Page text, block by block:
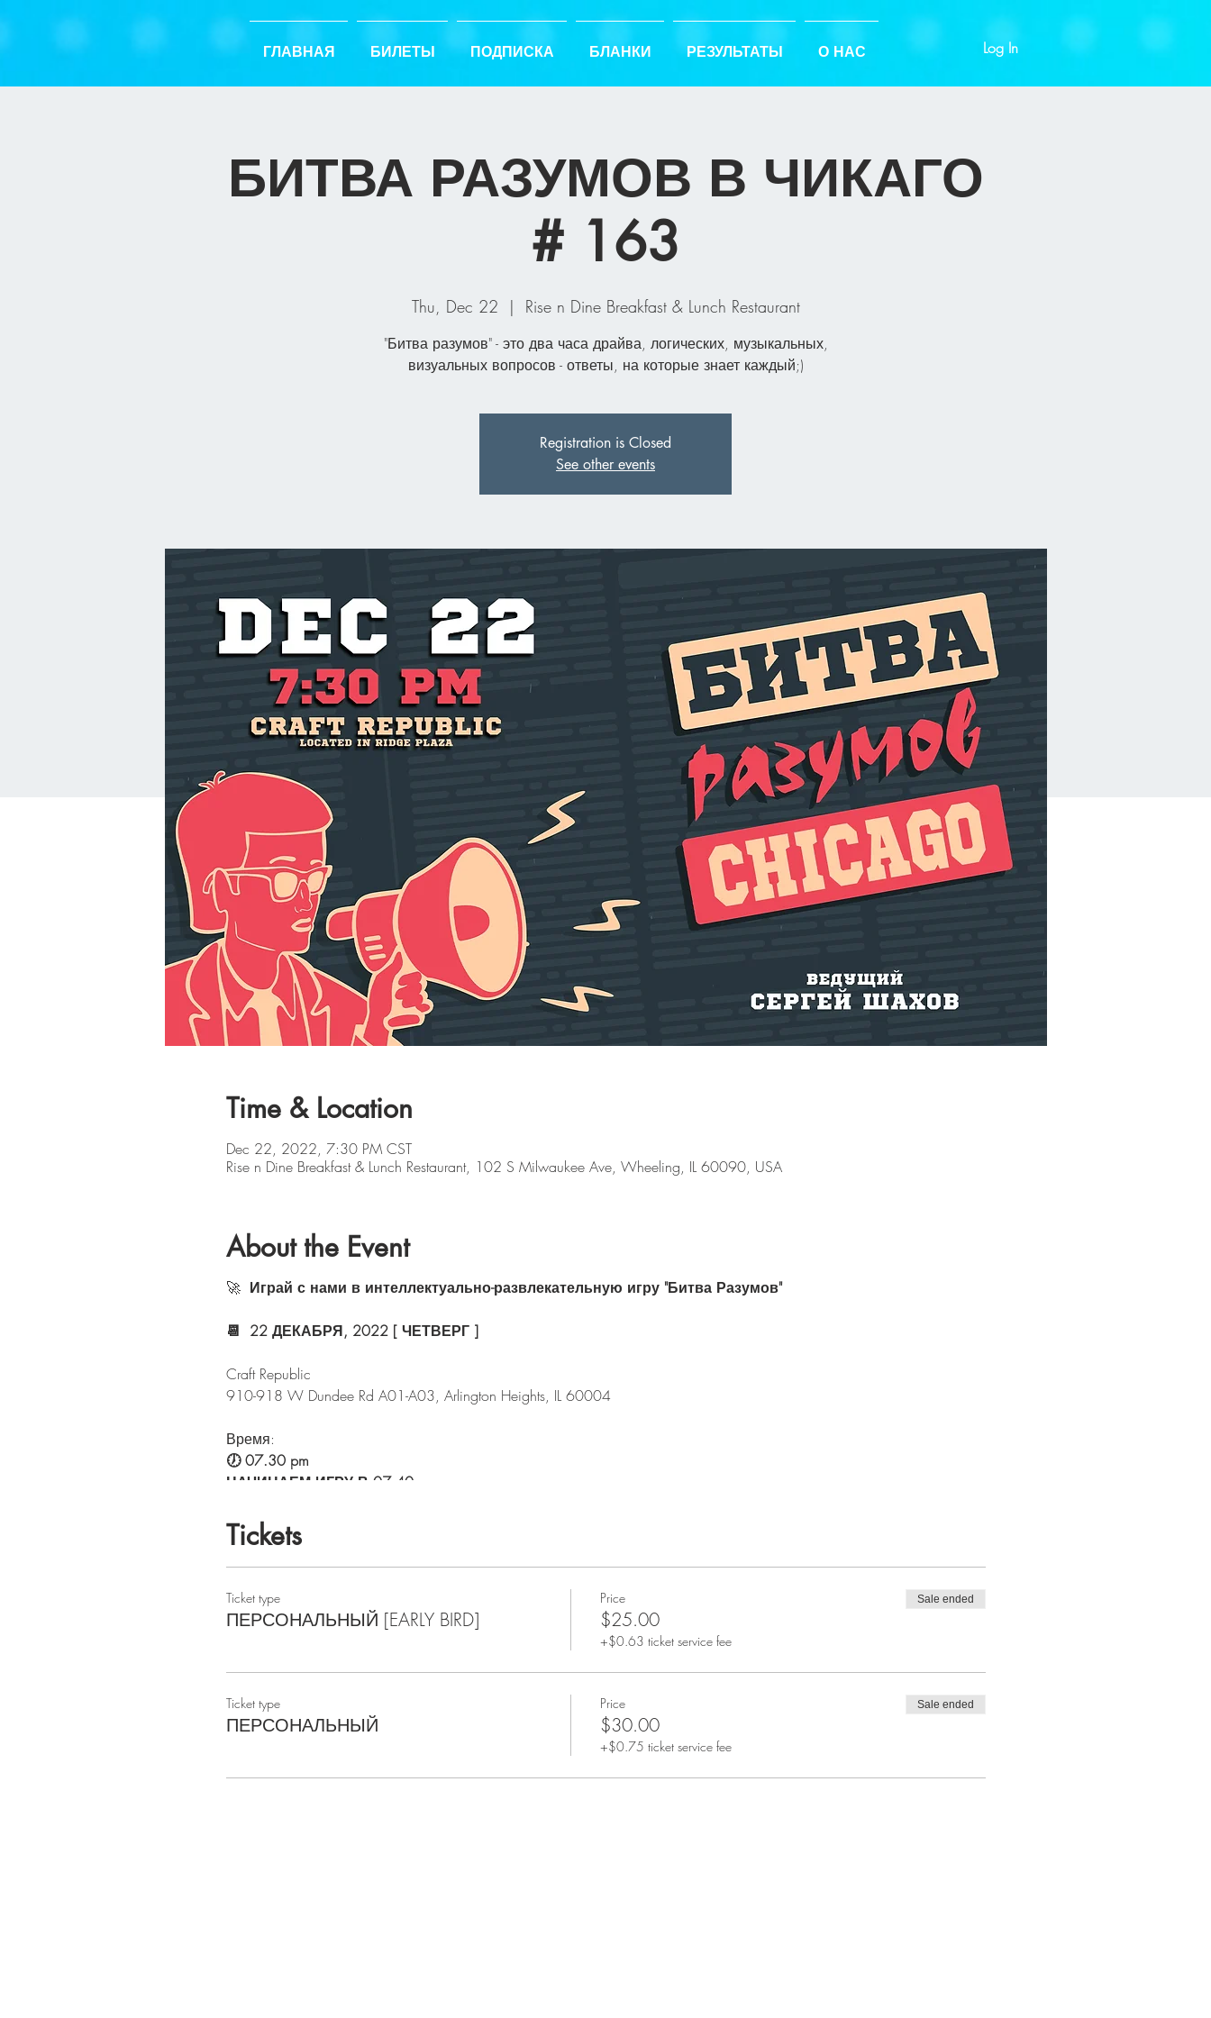
ГЛАВНАЯ БИЛЕТЫ ПОДПИСКА БЛАНКИ РЕЗУЛЬТАТЫ О НАС Log In
БИТВА РАЗУМОВ В ЧИКАГО
# 163
Thu, Dec 22
  |
Rise n Dine Breakfast & Lunch Restaurant
"Битва разумов" - это два часа драйва, логических, музыкальных,
визуальных вопросов - ответы, на которые знает каждый;)
Registration is Closed
See other events
Time & Location
Dec 22, 2022, 7:30 PM CST
Rise n Dine Breakfast & Lunch Restaurant, 102 S Milwaukee Ave, Wheeling, IL 60090, USA
About the Event
🚀 Играй с нами в интеллектуально-развлекательную игру "Битва Разумов"
📆 22 ДЕКАБРЯ, 2022 [ ЧЕТВЕРГ ]
Craft Republic
910-918 W Dundee Rd A01-A03, Arlington Heights, IL 60004
Время:
🕖 07.30 pm
НАЧИНАЕМ ИГРУ В 07.40 pm
🚀Длительность:
👉 Участникам какого возраста можно играть?
С нами играют участники абсолютно разных возрастов.
Самому молодому – 15 лет, самому опытному – 82 года.
Вы можете играть самостоятельно, с семьей, детьми или друзьями, выбор за вами. Из нашего опыта, чем
больше участников, тем веселее!
👉 Кто такие Битва Разумов?
Мы команда людей, которая обожает разгадывать интеллектуальные загадки и так же искать ответы на
сложные вопросы. И наша цель, поделиться нашим пристрастием с другими ;)
Tickets
Ticket type
ПЕРСОНАЛЬНЫЙ [EARLY BIRD]
Price
$25.00
+$0.63 ticket service fee
Sale ended
Ticket type
ПЕРСОНАЛЬНЫЙ
Price
$30.00
+$0.75 ticket service fee
Sale ended